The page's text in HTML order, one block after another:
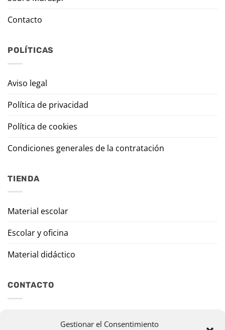
Gestionar el Consentimiento
Contacto
POLÍTICAS
Aviso legal
Política de privacidad
Política de cookies
Condiciones generales de la contratación
TIENDA
Material escolar
Escolar y oficina
Material didáctico
CONTACTO